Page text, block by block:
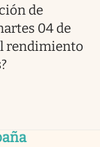
de
04 de
rendimiento